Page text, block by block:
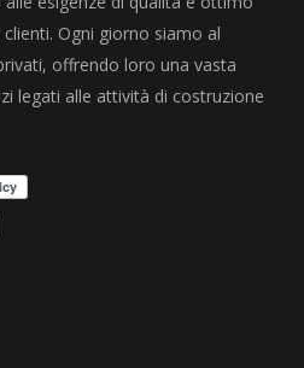
Ogni giorno siamo al
offrendo loro una vasta
legati alle attività di costruzione